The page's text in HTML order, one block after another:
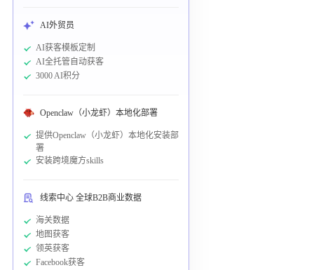
AI外贸员
AI获客模板定制
AI全托管自动获客
3000 AI积分
Openclaw（小龙虾）本地化部署
提供Openclaw（小龙虾）本地化安装部
署
安装跨境魔方skills
线索中心 全球B2B商业数据
海关数据
地图获客
领英获客
Facebook获客